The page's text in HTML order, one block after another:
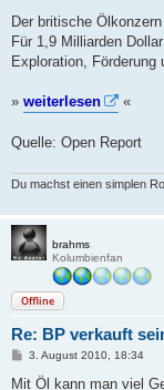
i
r
a
g
Der britische
Für 1,9 Milliarden
Exploration, Förderung
» weiterlesen «
Quelle: Open Report
Du machst einen simplen
brahms
Kolumbienfan
Offline
Re: BP verkauft
B
i
3. August 2010, 18:34
Mit Öl kann man viel